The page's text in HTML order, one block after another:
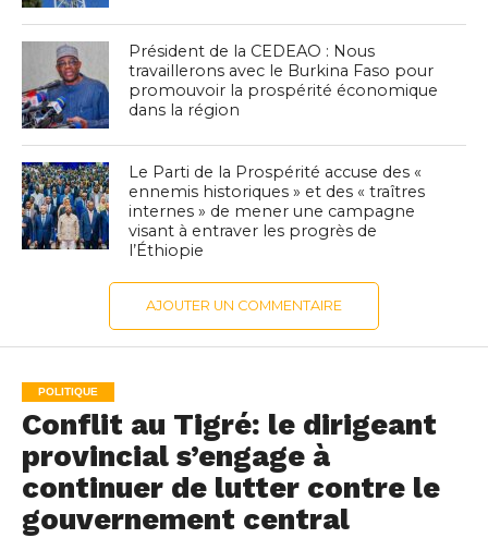
Président de la CEDEAO : Nous
travaillerons avec le Burkina Faso pour
promouvoir la prospérité économique
dans la région
Le Parti de la Prospérité accuse des «
ennemis historiques » et des « traîtres
internes » de mener une campagne
visant à entraver les progrès de
l’Éthiopie
AJOUTER UN COMMENTAIRE
POLITIQUE
Conflit au Tigré: le dirigeant
provincial s’engage à
continuer de lutter contre le
gouvernement central